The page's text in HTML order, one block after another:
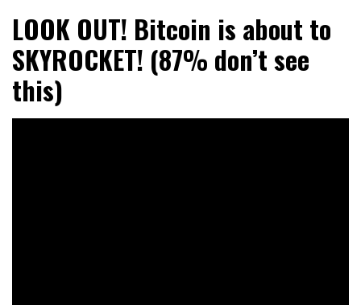
LOOK OUT! Bitcoin is about to
SKYROCKET! (87% don’t see
this)